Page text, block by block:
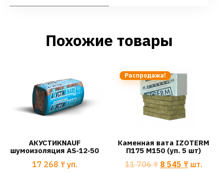
Похожие товары
АКУСТИKNAUF
шумоизоляция AS‐12‐50
17 268 ₸ уп.
Распродажа!
Каменная вата IZOTERM
П175 М150 (уп. 5 шт)
11 706₸ 8 545 ₸ шт.